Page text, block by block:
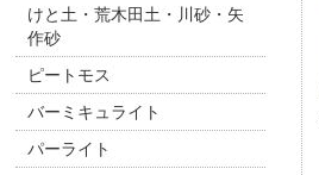
けと土・荒木田土・川砂・矢
作砂
ピートモス
バーミキュライト
パーライト